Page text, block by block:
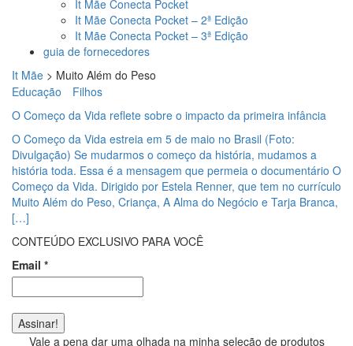
It Mãe Conecta Pocket
It Mãe Conecta Pocket – 2ª Edição
It Mãe Conecta Pocket – 3ª Edição
guia de fornecedores
It Mãe > Muito Além do Peso
Educação
Filhos
O Começo da Vida reflete sobre o impacto da primeira infância
O Começo da Vida estreia em 5 de maio no Brasil (Foto:
Divulgação) Se mudarmos o começo da história, mudamos a
história toda. Essa é a mensagem que permeia o documentário O
Começo da Vida. Dirigido por Estela Renner, que tem no currículo
Muito Além do Peso, Criança, A Alma do Negócio e Tarja Branca,
[…]
CONTEÚDO EXCLUSIVO PARA VOCÊ
Email *
Vale a pena dar uma olhada na minha seleção de produtos